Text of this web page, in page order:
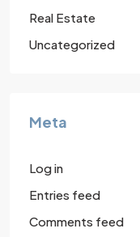
Real Estate
Uncategorized
Meta
Log in
Entries feed
Comments feed